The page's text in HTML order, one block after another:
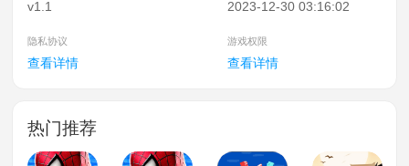
v1.1 2023-12-30 03:16:02
隐私协议 游戏权限
查看详情 查看详情
热门推荐